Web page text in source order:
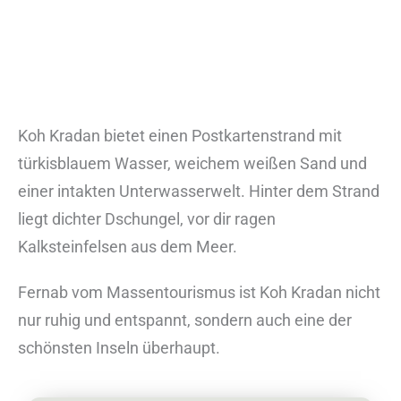
Koh Kradan bietet einen Postkartenstrand mit
türkisblauem Wasser, weichem weißen Sand und
einer intakten Unterwasserwelt. Hinter dem Strand
liegt dichter Dschungel, vor dir ragen
Kalksteinfelsen aus dem Meer.
Fernab vom Massentourismus ist Koh Kradan nicht
nur ruhig und entspannt, sondern auch eine der
schönsten Inseln überhaupt.